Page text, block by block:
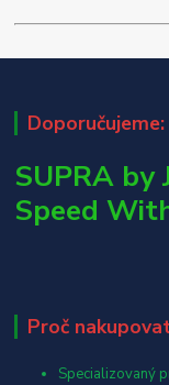
Doporučujeme:
SUPRA by
Speed
Proč
Specializovaný